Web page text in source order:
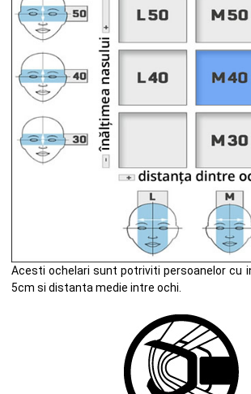
Acesti ochelari sunt potriviti persoanelor cu
5cm si distanta medie intre ochi.